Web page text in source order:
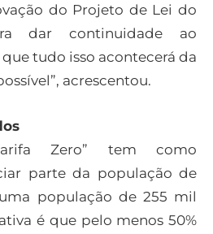
do Projeto de Lei do
dar continuidade ao
tudo isso acontecerá da
acrescentou.
Zero” tem como
parte da população de
população de 255 mil
é que pelo menos 50%